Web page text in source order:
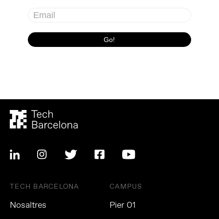
TECH BARCELONA
Nosaltres
CAMPUS
Pier 01